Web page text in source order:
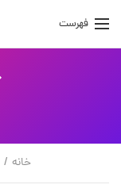
فهرست
خانه